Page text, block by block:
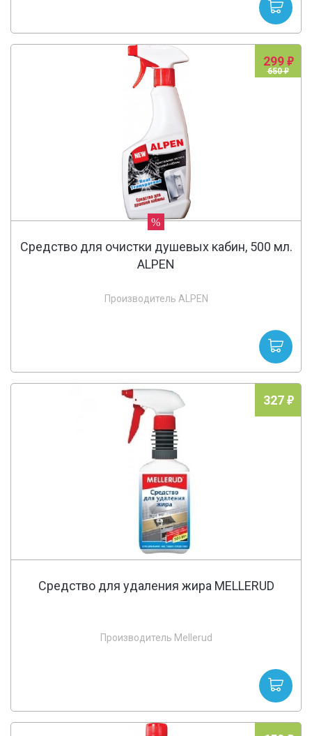
299
650
%
Средство для очистки душевых кабин, 500 мл.
ALPEN
Производитель ALPEN
327
Средство для удаления жира MELLERUD
Производитель Mellerud